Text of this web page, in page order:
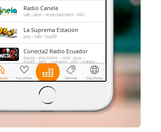
Radio Canela
talk latin entertainment hits
La Suprema Estacion
pop talk top40
Conecta2 Radio Ecuador
dance electronic rock pop
top40 latin romantic hits balada
radio dj
La Voz del Tomebamba
talk sports
Radio La Tukka